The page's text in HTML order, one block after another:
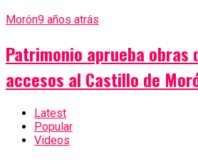
Morón9 años atrás
Patrimonio aprueba obras
accesos al Castillo de
Latest
Popular
Videos